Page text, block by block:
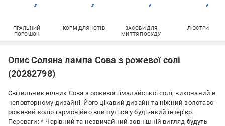
ПРАЛЬНИЙ
ПОРОШОК
КОРМ ДЛЯ КОТІВ
ЗАСОБИ ДЛЯ
МИТТЯ ПОСУДУ
ЛЮСТРИ
Опис Соляна лампа Сова з рожевої солі
(20282798)
Світильник нічник Сова з рожевої гімалайської солі, виконаний в
неповторному дизайні. Його цікавий дизайн та ніжний золотаво-
рожевий колір гармонійно впишуться у будь-який інтер'єр.
Переваги: * Чарівний та незвичайний зовнішній вигляд будуть